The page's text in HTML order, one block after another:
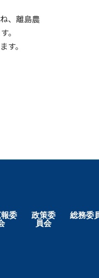
、離島農
。
す。
委
政策委
員会
総務委